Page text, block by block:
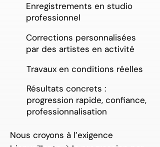
Enregistrements en studio
professionnel
Corrections personnalisées
par des artistes en activité
Travaux en conditions réelles
Résultats concrets :
progression rapide, confiance,
professionnalisation
Nous croyons à l’exigence